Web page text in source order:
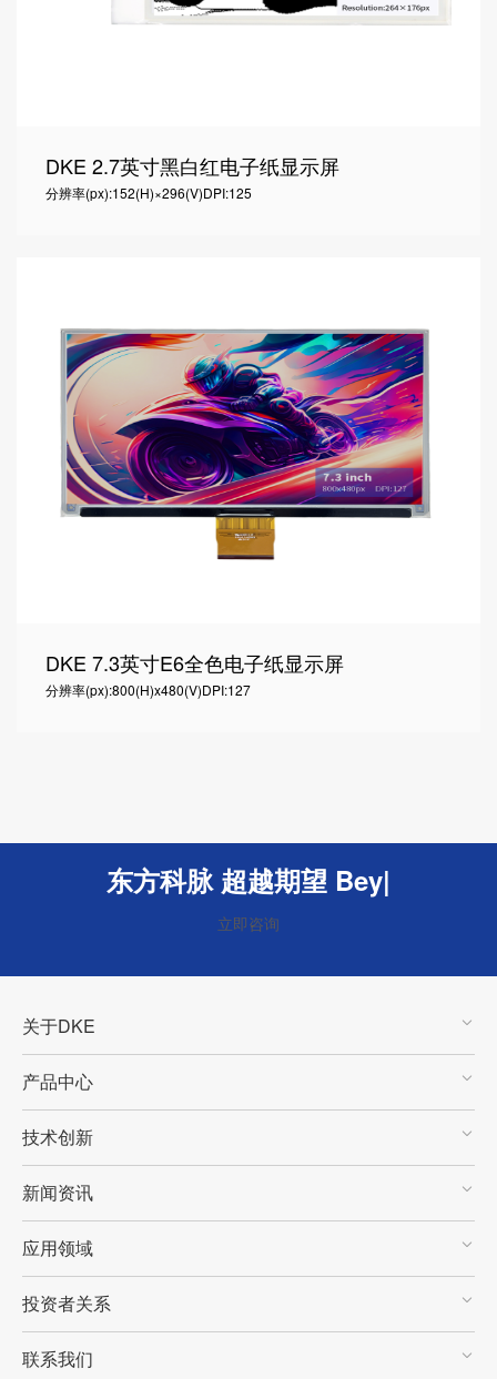
DKE 2.7英寸黑白红电子纸显示屏
分辨率(px):152(H)×296(V)DPI:125
DKE 7.3英寸E6全色电子纸显示屏
分辨率(px):800(H)x480(V)DPI:127
东方科脉 超越期望 Beyond E
立即咨询
关于DKE
产品中心
技术创新
新闻资讯
应用领域
投资者关系
联系我们